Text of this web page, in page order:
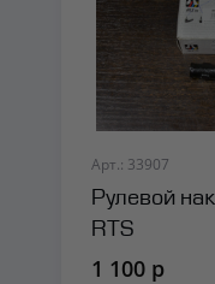
Арт.: 33907
Рулевой
RTS
1 100 р